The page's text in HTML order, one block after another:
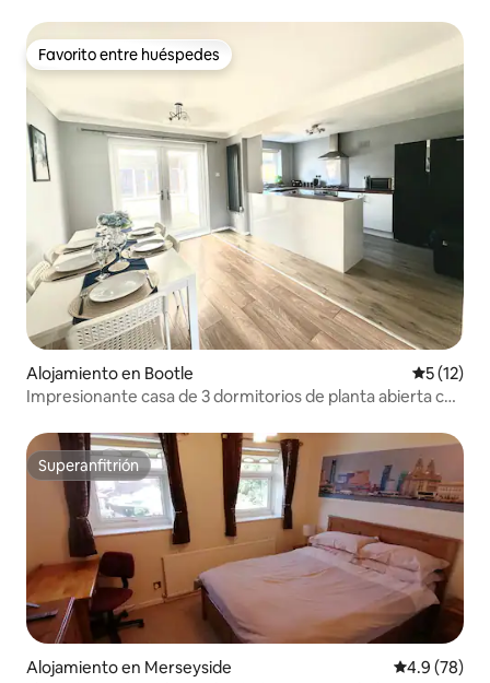
Favorito entre huéspedes
Favorito entre huéspedes
Alojamiento en Bootle
5 (12)
Impresionante casa de 3 dormitorios de planta abierta con
Superanfitrión
Superanfitrión
Alojamiento en Merseyside Calificación
4.9 (78)